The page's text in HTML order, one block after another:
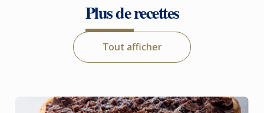
Plus de recettes
Tout afficher